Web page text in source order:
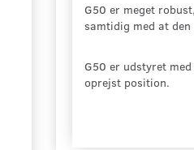
G50 er meget
samtidig med at
G50 er udstyret
oprejst position.